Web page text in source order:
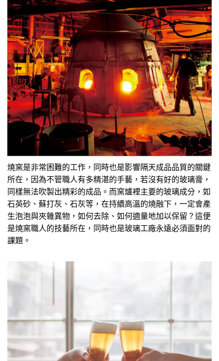
燒窯是非常困難的工作，同時也是影響隔天成品品質的關鍵
所在，因為不管職人有多精湛的手藝，若沒有好的玻璃膏，
同樣無法吹製出精彩的成品。而窯爐裡主要的玻璃成分，如
石英砂、蘇打灰、石灰等，在持續高溫的燒融下，一定會產
生泡泡與夾雜異物，如何去除、如何適量地加以保留？這便
是燒窯職人的技藝所在，同時也是玻璃工廠永遠必須面對的
課題。